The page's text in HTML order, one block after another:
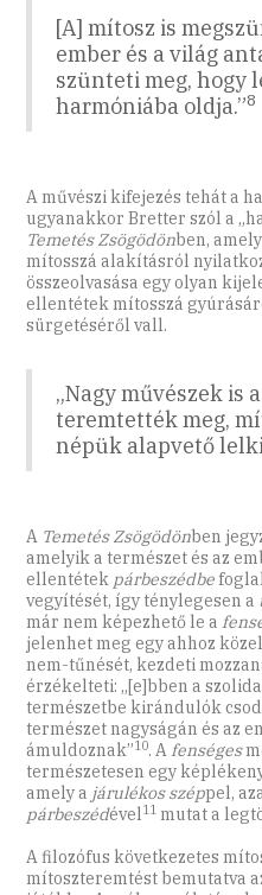
[A] mítosz is
ember és a világ
szünteti meg, hogy
harmóniába oldja.”8
A művészi kifejezés tehát a
ugyanakkor Bretter szól a
Temetés Zsögödönben,
mítosszá alakításról
összeolvasása egy olyan
ellentétek mítosszá
sürgetéséről vall.
„Nagy művészek is
teremtették meg,
népük alapvető
A Temetés Zsögödönben
amelyik a természet és az
ellentétek párbeszédbe
vegyítését, így ténylegesen a
már nem képezhető le a
jelenhet meg egy ahhoz
nem-tűnését, kezdeti
érzékelteti: „[e]bben a
természetbe kirándulók
természet nagyságán és az
ámuldoznak”10. Afenséges
természetesen egy
amely a járulékos széppel,
párbeszédével11 mutat a
A filozófus következetes
mítoszteremtést bemutatva